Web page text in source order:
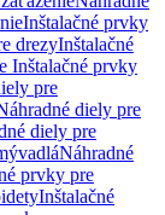
Inštalačné prvky
drezyInštalačné
Inštalačné prvky
pre
diely pre
diely pre
Náhradné
prvky pre
Inštalačné